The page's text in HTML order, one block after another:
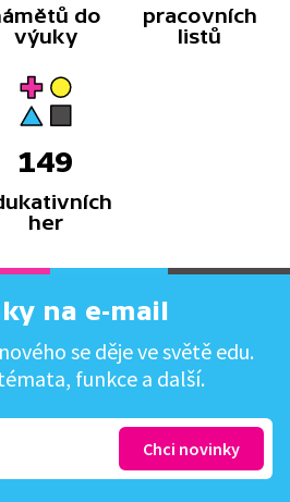
do
výuky
pracovních
listů
149
her
na e-mail
se děje ve světě edu.
funkce a další.